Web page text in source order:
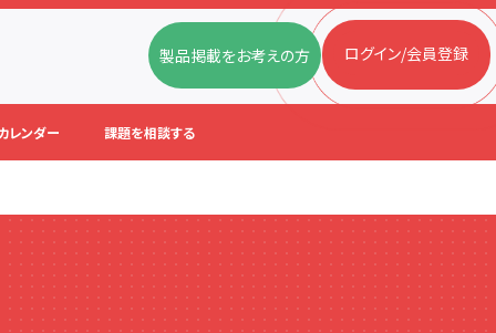
製品掲載をお考えの方 ログイン/会員登録
レンダー 課題を相談する